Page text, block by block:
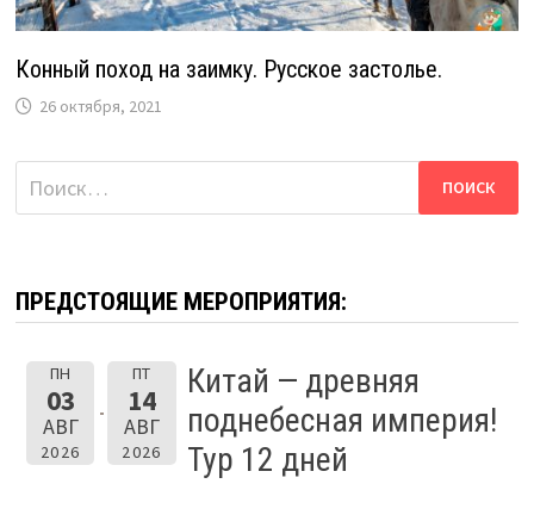
Конный поход на заимку. Русское застолье.
26 октября, 2021
Найти:
ПРЕДСТОЯЩИЕ МЕРОПРИЯТИЯ:
ПН
03
АВГ
2026
ПТ
14
АВГ
2026
Китай — древняя
поднебесная империя!
Тур 12 дней